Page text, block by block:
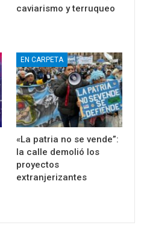
caviarismo y terruqueo
EN CARPETA
«La patria no se vende”:
la calle demolió los
proyectos
extranjerizantes